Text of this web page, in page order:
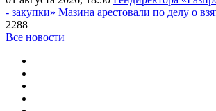
- закупки» Мазина арестовали по делу о
2288
Все новости